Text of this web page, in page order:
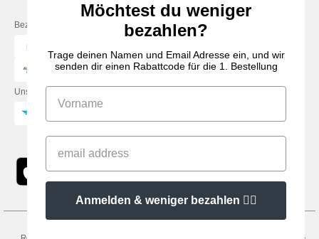
Bezahlung mit
Unsere Paketzusteller
Möchtest du weniger
bezahlen?
Trage deinen Namen und Email Adresse ein, und wir
senden dir einen Rabattcode für die 1. Bestellung
Anmelden & weniger bezahlen 👍🏼